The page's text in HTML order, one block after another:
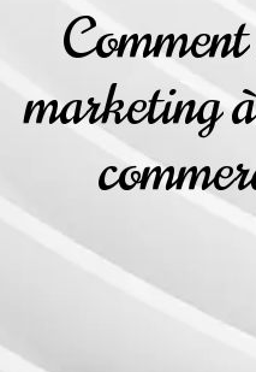
marketing